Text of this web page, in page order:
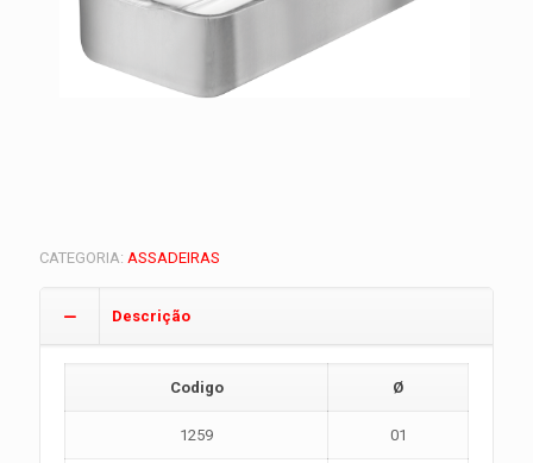
CATEGORIA: ASSADEIRAS
Descrição
Codigo Ø
1259 01